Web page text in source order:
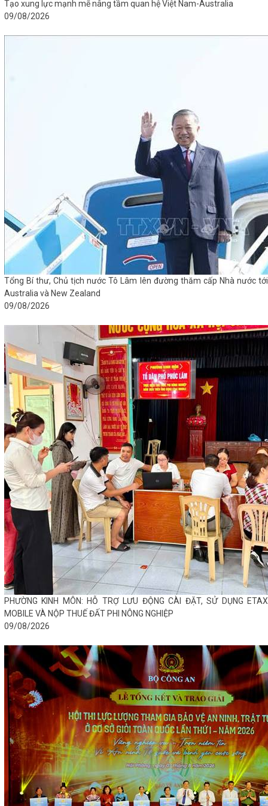
Tạo xung lực mạnh mẽ nâng tầm quan hệ Việt Nam-Australia
09/08/2026
Tổng Bí thư, Chủ tịch nước Tô Lâm lên đường thăm cấp Nhà nước tới
Australia và New Zealand
09/08/2026
PHƯỜNG KINH MÔN: HỖ TRỢ LƯU ĐỘNG CÀI ĐẶT, SỬ DỤNG ETAX
MOBILE VÀ NỘP THUẾ ĐẤT PHI NÔNG NGHIỆP
09/08/2026